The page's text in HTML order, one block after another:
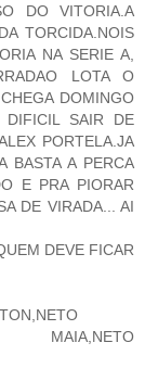
DO VITORIA.A
TORCIDA.NOIS
NA SERIE A,
LOTA O
DOMINGO
DIFICIL SAIR DE
PORTELA.JA
BASTA A PERCA
E PRA PIORAR
DE VIRADA... AI
DEVE FICAR
MAIA,NETO